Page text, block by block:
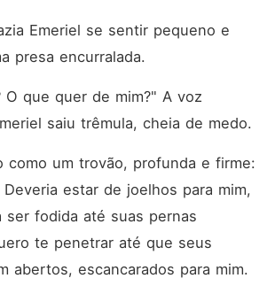
Emeriel se sentir pequeno e
presa encurralada.
O que quer de mim?" A voz
saiu trêmula, cheia de medo.
como um trovão, profunda e firme:
estar de joelhos para mim,
ser fodida até suas pernas
te penetrar até que seus
abertos, escancarados para mim.